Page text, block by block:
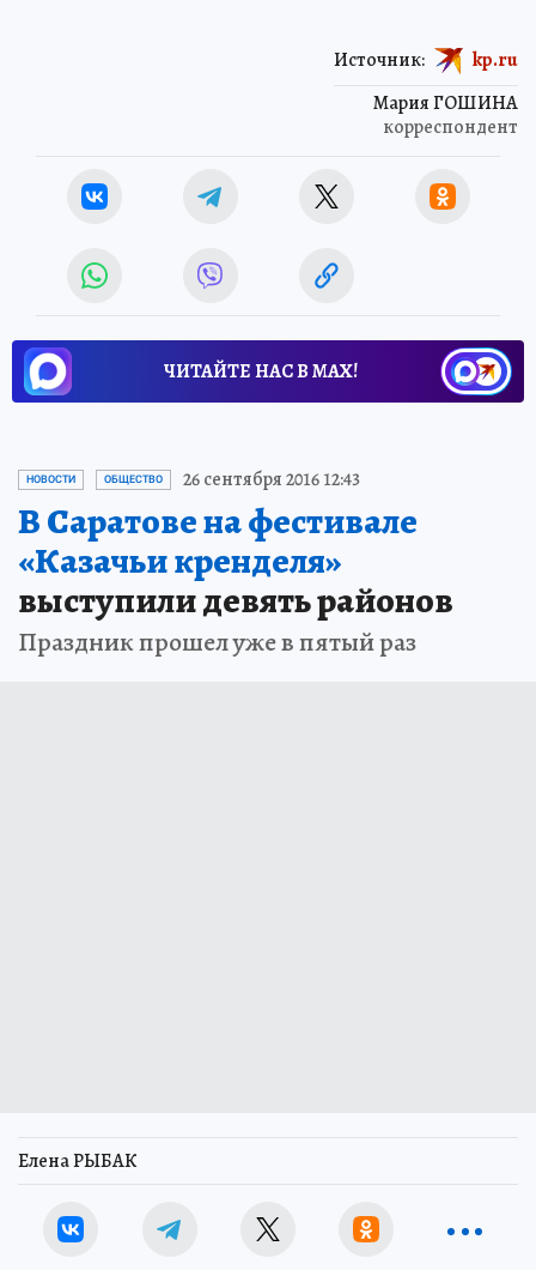
Мария ГОШИНА
корреспондент
Источник: kp.ru
ЧИТАЙТЕ НАС В МАХ!
НОВОСТИ ОБЩЕСТВО 26 сентября 2016 12:43
В Саратове на фестивале
«Казачьи кренделя»
выступили девять районов
Праздник прошел уже в пятый раз
Елена РЫБАК